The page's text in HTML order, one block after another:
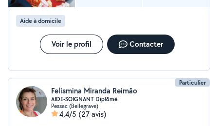
Aide à domicile
Voir le profil Contacter
Particulier
Felismina Miranda Reimão
AIDE-SOIGNANT Diplômé
Pessac (Bellegrave)
4,4/5 (27 avis)